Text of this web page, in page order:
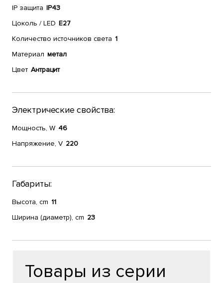
IP защита IP43
Цоколь / LED E27
Количество источников света 1
Материал метал
Цвет Антрацит
Электрические свойства:
Мощность, W 46
Напряжение, V 220
Габариты:
Высота, cm 11
Ширина (диаметр), cm 23
Товары из серии